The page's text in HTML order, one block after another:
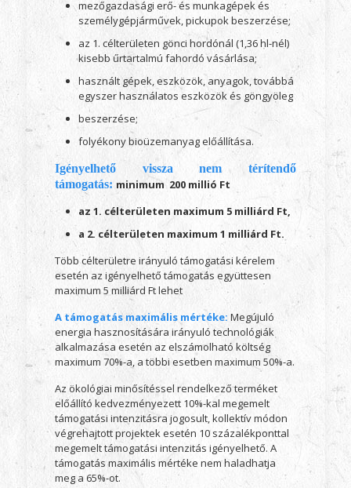
mezőgazdasági erő- és munkagépek és
személygépjárművek, pickupok beszerzése;
az 1. célterületen gönci hordónál (1,36 hl-nél)
kisebb űrtartalmú fahordó vásárlása;
használt gépek, eszközök, anyagok, továbbá
egyszer használatos eszközök és göngyöleg
beszerzése;
folyékony bioüzemanyag előállítása.
Igényelhető vissza nem térítendő
támogatás: minimum 200 millió Ft
az 1. célterületen maximum 5 milliárd Ft,
a 2. célterületen maximum 1 milliárd Ft.
Több célterületre irányuló támogatási kérelem
esetén az igényelhető támogatás együttesen
maximum 5 milliárd Ft lehet
A támogatás maximális mértéke: Megújuló
energia hasznosítására irányuló technológiák
alkalmazása esetén az elszámolható költség
maximum 70%-a, a többi esetben maximum 50%-a.
Az ökológiai minősítéssel rendelkező terméket
előállító kedvezményezett 10%-kal megemelt
támogatási intenzitásra jogosult, kollektív módon
végrehajtott projektek esetén 10 százalékponttal
megemelt támogatási intenzitás igényelhető. A
támogatás maximális mértéke nem haladhatja
meg a 65%-ot.